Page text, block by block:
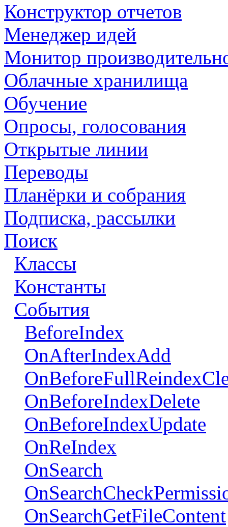
Конструктор отчетов
Менеджер идей
Монитор
Облачные хранилища
Обучение
Опросы, голосования
Открытые линии
Переводы
Планёрки и собрания
Подписка, рассылки
Поиск
Классы
Константы
События
BeforeIndex
OnAfterIndexAdd
OnBeforeIndexDelete
OnBeforeIndexUpdate
OnReIndex
OnSearch
OnSearchGetFileContent